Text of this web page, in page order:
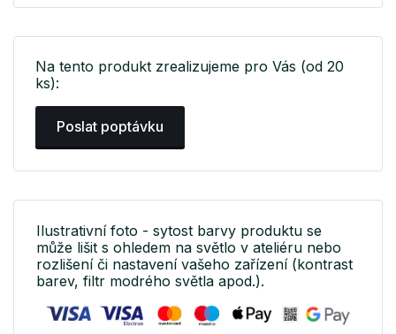
Na tento produkt zrealizujeme pro Vás (od 20
ks):
Poslat poptávku
Ilustrativní foto - sytost barvy produktu se
může lišit s ohledem na světlo v ateliéru nebo
rozlišení či nastavení vašeho zařízení (kontrast
barev, filtr modrého světla apod.).